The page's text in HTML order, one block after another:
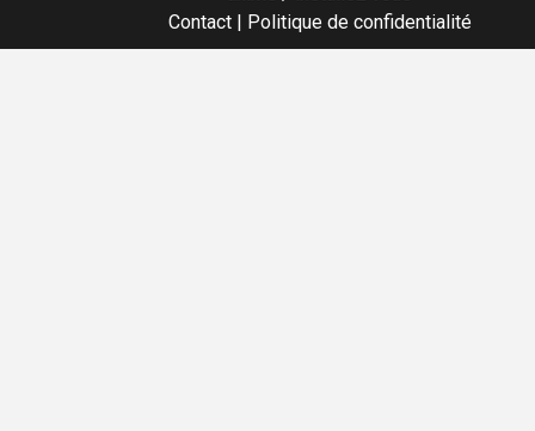
Contact| Politique de confidentialité